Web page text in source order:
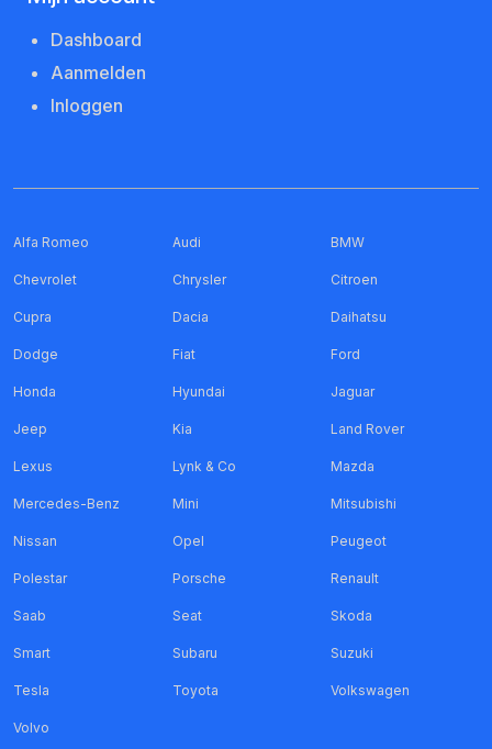
Dashboard
Aanmelden
Inloggen
Alfa Romeo Audi BMW
Chevrolet Chrysler Citroen
Cupra Dacia Daihatsu
Dodge Fiat Ford
Honda Hyundai Jaguar
Jeep Kia Land Rover
Lexus Lynk & Co Mazda
Mercedes-Benz Mini Mitsubishi
Nissan Opel Peugeot
Polestar Porsche Renault
Saab Seat Skoda
Smart Subaru Suzuki
Tesla Toyota Volkswagen
Volvo